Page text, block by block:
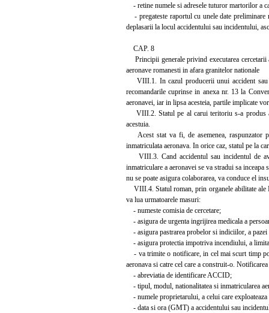
- retine numele si adresele tuturor martorilor a
- pregateste raportul cu unele date preliminare
deplasarii la locul accidentului sau incidentului,
CAP. 8
Principii generale privind executarea cercetarii
aeronave romanesti in afara granitelor nationale
VIII.1. In cazul producerii unui accident sau
recomandarile cuprinse in anexa nr. 13 la
aeronavei, iar in lipsa acesteia, partile implicate
VIII.2. Statul pe al carui teritoriu s-a produs
acestuia.
Acest stat va fi, de asemenea, raspunzator
inmatriculata aeronava. In orice caz, statul pe la
VIII.3. Cand accidentul sau incidentul de
inmatriculare a aeronavei se va stradui sa
nu se poate asigura colaborarea, va conduce el
VIII.4. Statul roman, prin organele abilitate ale
va lua urmatoarele masuri:
- numeste comisia de cercetare;
- asigura de urgenta ingrijirea medicala a
- asigura pastrarea probelor si indiciilor, a pazei
- asigura protectia impotriva incendiului, a
- va trimite o notificare, in cel mai scurt timp
aeronava si catre cel care a construit-o.
- abreviatia de identificare ACCID;
- tipul, modul, nationalitatea si inmatricularea
- numele proprietarului, a celui care
- data si ora (GMT) a accidentului sau